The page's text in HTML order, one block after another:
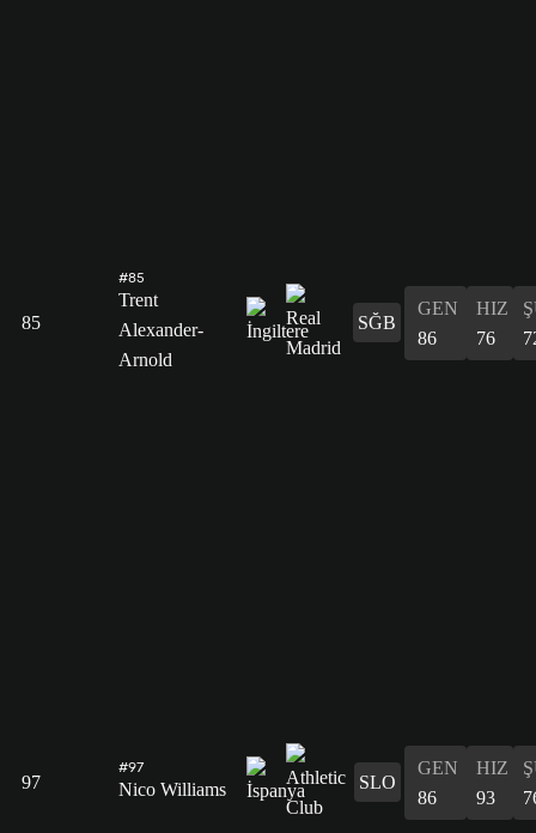
85
#85
Trent
Alexander-
Arnold
SĞB
GEN
86
HIZ
76
97
#97
Nico Williams SLO
GEN
86
HIZ
93